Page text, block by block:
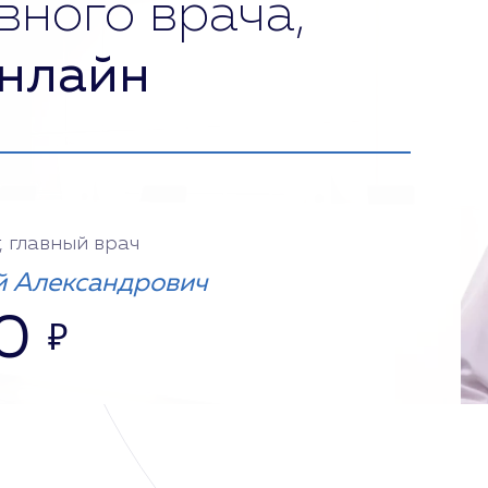
врача,
главный врач
₽